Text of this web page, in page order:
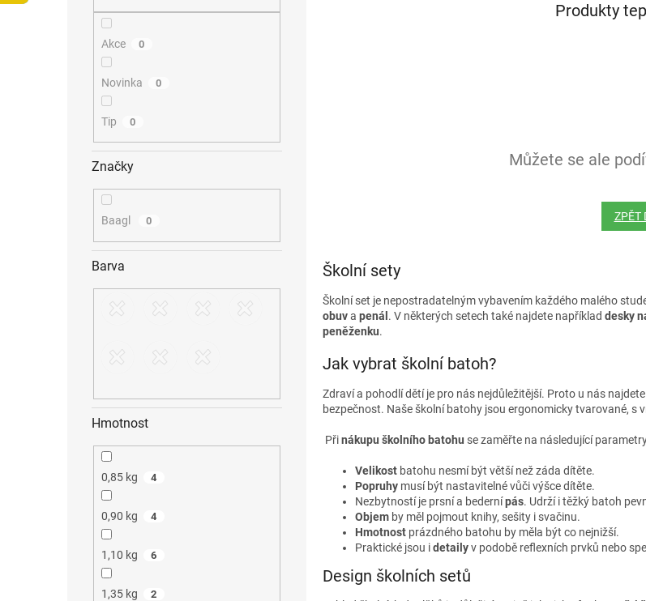
Akce 0
Novinka 0
Tip 0
Značky
Baagl 0
Barva
Hmotnost
0,85 kg 4
0,90 kg 4
1,10 kg 6
1,35 kg 2
Produkty
Můžete se ale
ZPĚT
Školní sety
Školní set je nepostradatelným vybavením každého malého
obuva penál . V některých setech také najdete například desky
peněženku.
Jak vybrat školní batoh?
Zdraví a pohodlí dětí je pro nás nejdůležitější. Proto u nás
bezpečnost. Naše školní batohy jsou ergonomicky tvarované,
Přinákupu školního batohu se zaměřte na následující
Velikost batohu nesmí být větší než záda dítěte.
Popruhy musí být nastavitelné vůči výšce dítěte.
Nezbytností je prsní a bedernípás. Udrží i těžký batoh
Objem by měl pojmout knihy, sešity i svačinu.
Hmotnost prázdného batohu by měla být co nejnižší.
Praktické jsou idetailyv podobě reflexních prvků nebo
Design školních setů